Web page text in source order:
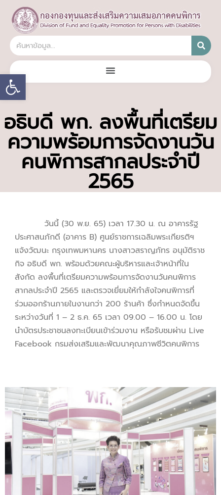
Open toolbar
อธิบดี พก. ลงพื้นที่เตรียม
ความพร้อมการจัดงานวัน
คนพิการสากลประจำปี
2565
วันนี้ (30 พ.ย. 65) เวลา 17.30 น. ณ อาคารรัฐ
ประศาสนภักดี (อาคาร B) ศูนย์ราชการเฉลิมพระเกียรติฯ
แจ้งวัฒนะ กรุงเทพมหานคร นางสาวสราญภัทร อนุมัติราช
กิจ อธิบดี พก. พร้อมด้วยคณะผู้บริหารและเจ้าหน้าที่ใน
สังกัด ลงพื้นที่เตรียมความพร้อมการจัดงานวันคนพิการ
สากลประจำปี 2565 และตรวจเยี่ยมให้กำลังใจคนพิการที่
ร่วมออกร้านภายในงานกว่า 200 ร้านค้า ซึ่งกำหนดจัดขึ้น
ระหว่างวันที่ 1 – 2 ธ.ค. 65 เวลา 09.00 – 16.00 น. โดย
นำบัตรประชาชนลงทะเบียนเข้าร่วมงาน หรือรับชมผ่าน Live
Facebook กรมส่งเสริมและพัฒนาคุณภาพชีวิตคนพิการ